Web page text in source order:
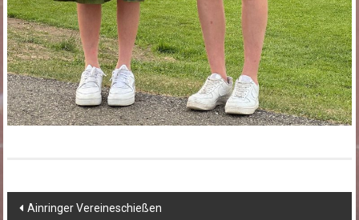
Beitragsnavigation
Ainringer Vereineschießen